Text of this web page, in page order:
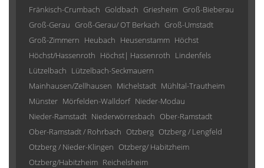
Fränkisch-Crumbach Goldbach Griesheim Groß-Bieberau
Groß-Gerau Groß-Gerau/ OT Berkach Groß-Umstadt
Groß-Zimmern Heubach Heusenstamm Höchst
Höchst/Hassenroth Höchst| Hassenroth Lindenfels
Lützelbach Lützelbach-Seckmauern
Mainhausen/Zellhausen Michelstadt Mühltal-Trautheim
Münster Mörfelden-Walldorf Nieder-Modau
Nieder-Ramstadt Niederwörresbach Ober-Ramstadt
Ober-Ramstadt / Rohrbach Otzberg Otzberg / Lengfeld
Otzberg / Nieder-Klingen Otzberg/ Habitzheim
Otzberg/Habitzheim Reichelsheim